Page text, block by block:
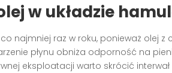
w układzie
najmniej raz w roku, ponieważ olej z
płynu obniża odporność na
eksploatacji warto skrócić interwał